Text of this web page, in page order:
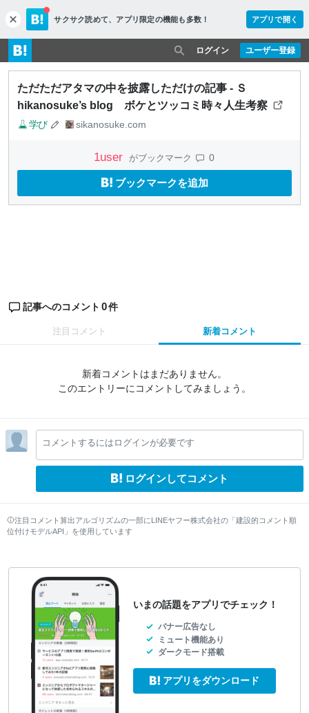
c
l
o
s
e
サクサク読めて、 アプリ限定の機能も多数！ アプリで開く
ユーザー登録
ログイン
ただただアタマの中を披露しただけの記事 - Ｓ
hikanosuke’s blog ボケとツッコミ時々人生考察
学び sikanosuke.com
1user がブックマーク 0
ブックマークを追加
記事へのコメント 0件
注目コメント 新着コメント
新着コメントはまだありません。
このエントリーにコメントしてみましょう。
コメントするにはログインが必要です
ログインしてコメント
注目コメント算出アルゴリズムの一部にLINEヤフー株式会社の「建設的コメント順
位付けモデルAPI」を使用しています
いまの話題をアプリでチェック！
バナー広告なし
ミュート機能あり
ダークモード搭載
アプリをダウンロード